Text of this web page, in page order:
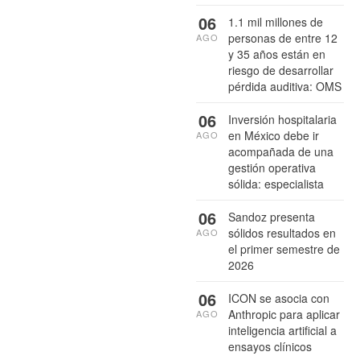
1.1 mil millones de
personas de entre 12
y 35 años están en
riesgo de desarrollar
pérdida auditiva: OMS
06
AGO
Inversión hospitalaria
en México debe ir
acompañada de una
gestión operativa
sólida: especialista
06
AGO
Sandoz presenta
sólidos resultados en
el primer semestre de
2026
06
AGO
ICON se asocia con
Anthropic para aplicar
inteligencia artificial a
ensayos clínicos
06
AGO